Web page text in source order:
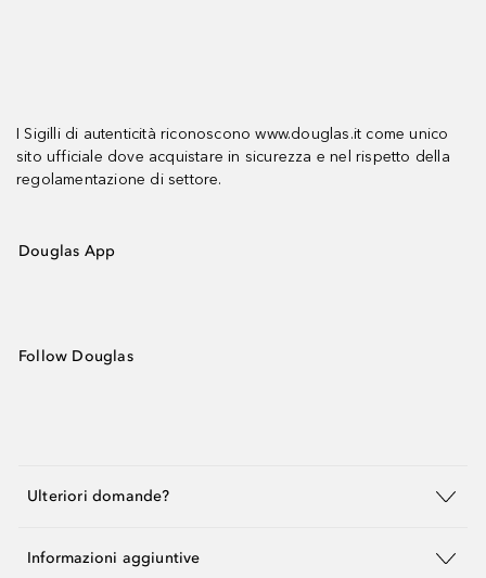
I Sigilli di autenticità riconoscono www.douglas.it come unico
sito ufficiale dove acquistare in sicurezza e nel rispetto della
regolamentazione di settore.
Douglas App
Follow Douglas
Ulteriori domande?
Informazioni aggiuntive